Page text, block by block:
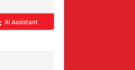
AI Assistant